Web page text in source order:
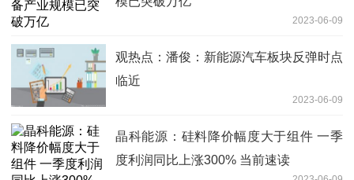
2023-06-09
观热点：潘俊：新能源汽车板块反弹时点
临近
2023-06-09
晶科能源：硅料降价幅度大于组件 一季
度利润同比上涨300% 当前速读